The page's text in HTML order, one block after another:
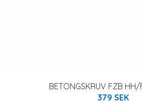
BETONGSKRUV FZB HH/
379 SEK